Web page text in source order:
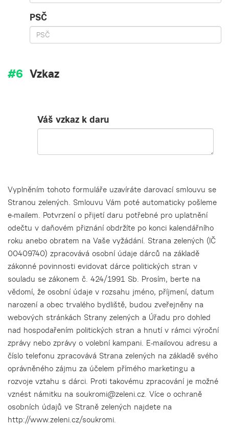
PSČ
Vzkaz
Váš vzkaz k daru
Vyplněním tohoto formuláře uzavíráte darovací smlouvu se
Stranou zelených. Smlouvu Vám poté automaticky pošleme
e-mailem. Potvrzení o přijetí daru potřebné pro uplatnění
odečtu v daňovém přiznání obdržíte po konci kalendářního
roku anebo obratem na Vaše vyžádání. Strana zelených (IČ
00409740) zpracovává osobní údaje dárců na základě
zákonné povinnosti evidovat dárce politických stran v
souladu se zákonem č. 424/1991 Sb. Prosím, berte na
vědomí, že osobní údaje v rozsahu jméno, příjmení, datum
narození a obec trvalého bydliště, budou zveřejněny na
webových stránkách Strany zelených a Úřadu pro dohled
nad hospodařením politických stran a hnutí v rámci výroční
zprávy nebo zprávy o volební kampani. E-mailovou adresu a
číslo telefonu zpracovává Strana zelených na základě svého
oprávněného zájmu za účelem přímého marketingu a
rozvoje vztahu s dárci. Proti takovému zpracování je možné
vznést námitku na soukromi@zeleni.cz. Více o ochraně
osobních údajů ve Straně zelených najdete na
http://www.zeleni.cz/soukromi.